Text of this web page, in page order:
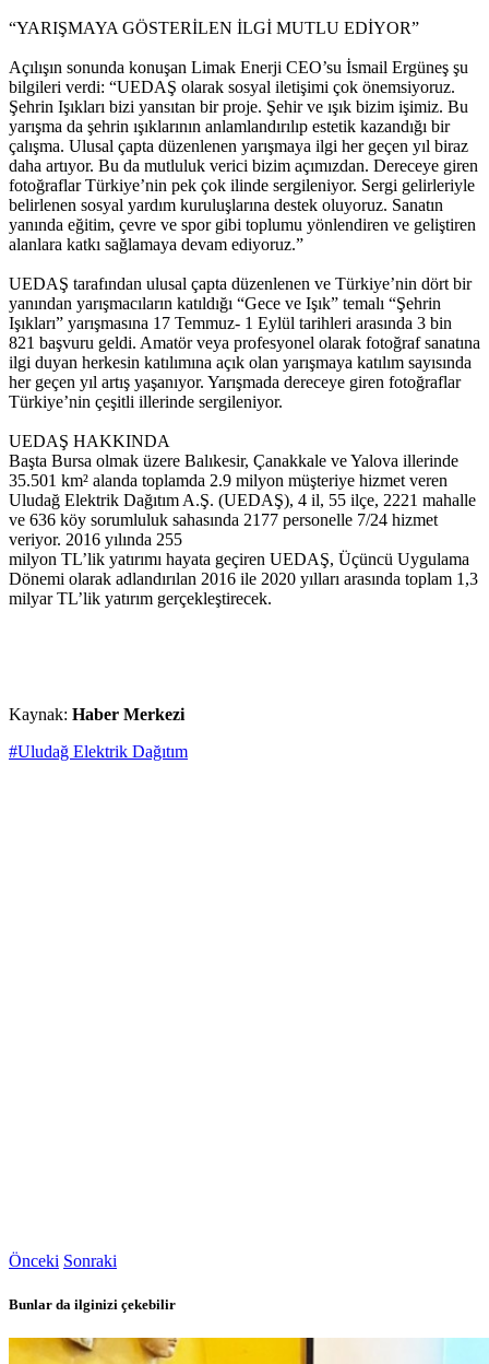
“YARIŞMAYA GÖSTERİLEN İLGİ MUTLU EDİYOR”
Açılışın sonunda konuşan Limak Enerji CEO’su İsmail Ergüneş şu
bilgileri verdi: “UEDAŞ olarak sosyal iletişimi çok önemsiyoruz.
Şehrin Işıkları bizi yansıtan bir proje. Şehir ve ışık bizim işimiz. Bu
yarışma da şehrin ışıklarının anlamlandırılıp estetik kazandığı bir
çalışma. Ulusal çapta düzenlenen yarışmaya ilgi her geçen yıl biraz
daha artıyor. Bu da mutluluk verici bizim açımızdan. Dereceye giren
fotoğraflar Türkiye’nin pek çok ilinde sergileniyor. Sergi gelirleriyle
belirlenen sosyal yardım kuruluşlarına destek oluyoruz. Sanatın
yanında eğitim, çevre ve spor gibi toplumu yönlendiren ve geliştiren
alanlara katkı sağlamaya devam ediyoruz.”
UEDAŞ tarafından ulusal çapta düzenlenen ve Türkiye’nin dört bir
yanından yarışmacıların katıldığı “Gece ve Işık” temalı “Şehrin
Işıkları” yarışmasına 17 Temmuz- 1 Eylül tarihleri arasında 3 bin
821 başvuru geldi. Amatör veya profesyonel olarak fotoğraf sanatına
ilgi duyan herkesin katılımına açık olan yarışmaya katılım sayısında
her geçen yıl artış yaşanıyor. Yarışmada dereceye giren fotoğraflar
Türkiye’nin çeşitli illerinde sergileniyor.
UEDAŞ HAKKINDA
Başta Bursa olmak üzere Balıkesir, Çanakkale ve Yalova illerinde
35.501 km² alanda toplamda 2.9 milyon müşteriye hizmet veren
Uludağ Elektrik Dağıtım A.Ş. (UEDAŞ), 4 il, 55 ilçe, 2221 mahalle
ve 636 köy sorumluluk sahasında 2177 personelle 7/24 hizmet
veriyor. 2016 yılında 255
milyon TL’lik yatırımı hayata geçiren UEDAŞ, Üçüncü Uygulama
Dönemi olarak adlandırılan 2016 ile 2020 yılları arasında toplam 1,3
milyar TL’lik yatırım gerçekleştirecek.
Kaynak: Haber Merkezi
#Uludağ Elektrik Dağıtım
Önceki Sonraki
Bunlar da ilginizi çekebilir